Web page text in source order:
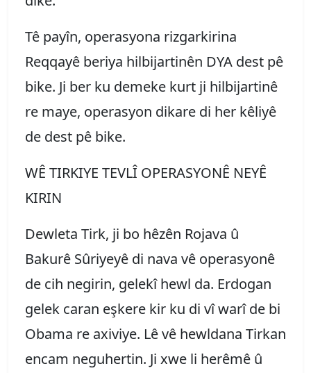
Tê payîn, operasyona rizgarkirina
Reqqayê beriya hilbijartinên DYA dest pê
bike. Ji ber ku demeke kurt ji hilbijartinê
re maye, operasyon dikare di her kêliyê
de dest pê bike.
WÊ TIRKIYE TEVLÎ OPERASYONÊ NEYÊ
KIRIN
Dewleta Tirk, ji bo hêzên Rojava û
Bakurê Sûriyeyê di nava vê operasyonê
de cih negirin, gelekî hewl da. Erdogan
gelek caran eşkere kir ku di vî warî de bi
Obama re axiviye. Lê vê hewldana Tirkan
encam neguhertin. Ji xwe li herêmê û